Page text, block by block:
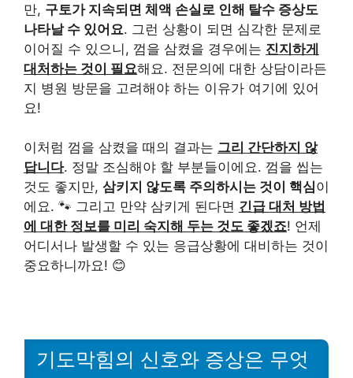
만, 구토가 지속되면 체액 손실로 인해 탈수 증상도
나타날 수 있어요. 그런 상황이 되면 심각한 문제로
이어질 수 있으니, 껌을 삼켰을 경우에는 진지하게
대처하는 것이 필요해요. 전문의에 대한 상담이라든
지 병원 방문을 고려해야 하는 이유가 여기에 있어
요!
이처럼 껌을 삼켰을 때의 결과는 그리 간단하지 않
답니다. 정말 조심해야 할 부분들이에요. 껌을 씹는
것도 좋지만, 삼키지 않도록 주의하시는 것이 핵심이
에요. 🐾 그리고 만약 삼키게 된다면 긴급 대처 방법
에 대한 정보를 미리 숙지해 두는 것도 좋겠죠! 언제
어디서나 발생할 수 있는 응급상황에 대비하는 것이
중요하니까요! 😊
기도막힘의 신호와 증상은 무엇